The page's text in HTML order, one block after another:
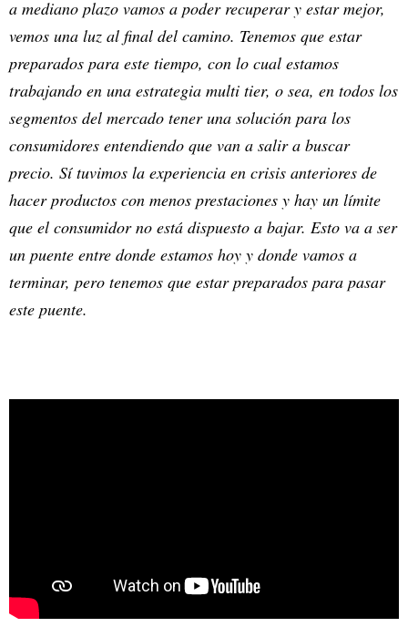
a mediano plazo vamos a poder recuperar y estar mejor,
vemos una luz al final del camino. Tenemos que estar
preparados para este tiempo, con lo cual estamos
trabajando en una estrategia multi tier, o sea, en todos los
segmentos del mercado tener una solución para los
consumidores entendiendo que van a salir a buscar
precio. Sí tuvimos la experiencia en crisis anteriores de
hacer productos con menos prestaciones y hay un límite
que el consumidor no está dispuesto a bajar. Esto va a ser
un puente entre donde estamos hoy y donde vamos a
terminar, pero tenemos que estar preparados para pasar
este puente.